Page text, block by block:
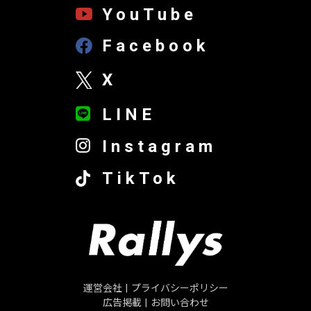
YouTube
Facebook
X
LINE
Instagram
TikTok
運営会社
プライバシーポリシー
広告掲載
お問い合わせ